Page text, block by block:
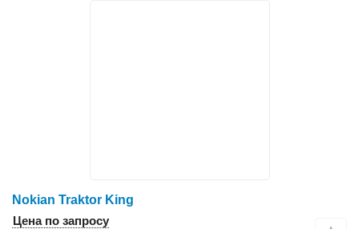
Nokian Traktor King
Цена по запросу